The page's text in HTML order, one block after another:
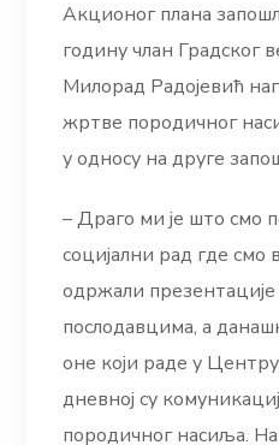
Акционог плана
годину члан Градског
Милорад Радојевић
жртве породичног
у односу на друге
– Драго ми је што смо
социјални рад где смо
одржали
послодавцима, а
оне који раде у Центру
дневној су
породичног насиља.